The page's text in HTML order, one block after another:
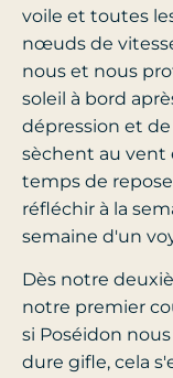
voile et toutes
nœuds de
nous et nous
soleil à bord
dépression et
sèchent au vent
temps de
réfléchir à la
semaine d'un
Dès notre
notre premier
si Poséidon
dure gifle, cela